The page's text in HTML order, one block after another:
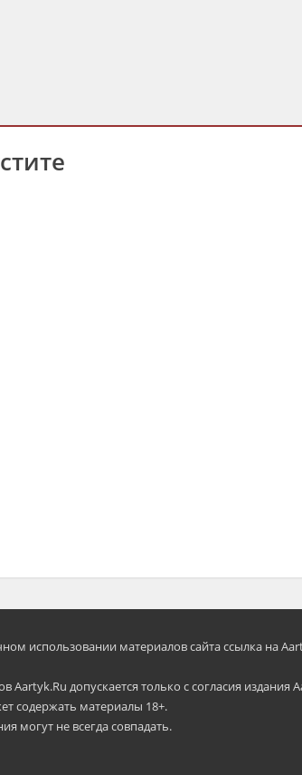
использовании материалов сайта ссылка на
Aartyk.Ru допускается только с согласия издания
содержать материалы 18+.
могут не всегда совпадать.